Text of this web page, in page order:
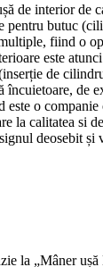
de interior de
pentru butuc
fiind o
este
de
încuietoare, de
o companie
la calitatea si
deosebit și
la „Mâner